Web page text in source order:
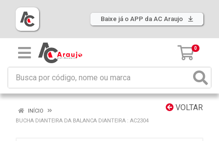
Baixe já o APP da AC Araujo
0
VOLTAR
INÍCIO
BUCHA DIANTEIRA DA BALANCA DIANTEIRA : AC2304